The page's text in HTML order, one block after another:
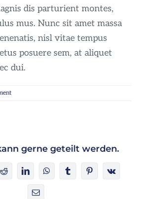
Projekte
Förderungen
Organisation
dis parturient montes,
mus. Nunc sit amet massa
nisl vitae tempus
posuere sem, at aliquet
dui.
gerne geteilt werden.
RedditLinkedInWhatsAppTumblrPinterest
Vk
E-